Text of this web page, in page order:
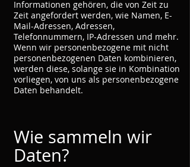
Informationen gehören, die von Zeit zu
Zeit angefordert werden, wie Namen, E-
Mail-Adressen, Adressen,
Telefonnummern, IP-Adressen und mehr.
Wenn wir personenbezogene mit nicht
personenbezogenen Daten kombinieren,
werden diese, solange sie in Kombination
vorliegen, von uns als personenbezogene
Daten behandelt.
Wie sammeln wir
Daten?